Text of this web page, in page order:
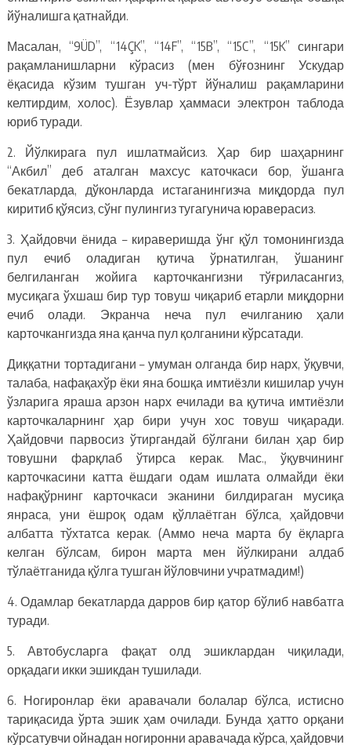
йўналишга қатнайди.
Масалан, “9ÜD”, “14ÇK”, “14F”, “15B”, “15C”, “15K” сингари
рақамланишларни кўрасиз (мен бўғознинг Ускудар
ёқасида кўзим тушган уч-тўрт йўналиш рақамларини
келтирдим, холос). Ёзувлар ҳаммаси электрон таблода
юриб туради.
2. Йўлкирага пул ишлатмайсиз. Ҳар бир шаҳарнинг
“Акбил” деб аталган махсус каточкаси бор, ўшанга
бекатларда, дўконларда истаганингизча миқдорда пул
киритиб қўясиз, сўнг пулингиз тугагунича юраверасиз.
3. Ҳайдовчи ёнида – кираверишда ўнг қўл томонингизда
пул ечиб оладиган қутича ўрнатилган, ўшанинг
белгиланган жойига карточкангизни тўғриласангиз,
мусиқага ўхшаш бир тур товуш чиқариб етарли миқдорни
ечиб олади. Экранча неча пул ечилганию ҳали
карточкангизда яна қанча пул қолганини кўрсатади.
Диққатни тортадигани – умуман олганда бир нарх, ўқувчи,
талаба, нафақахўр ёки яна бошқа имтиёзли кишилар учун
ўзларига яраша арзон нарх ечилади ва қутича имтиёзли
карточкаларнинг ҳар бири учун хос товуш чиқаради.
Ҳайдовчи парвосиз ўтиргандай бўлгани билан ҳар бир
товушни фарқлаб ўтирса керак. Мас., ўқувчининг
карточкасини катта ёшдаги одам ишлата олмайди ёки
нафақўрнинг карточкаси эканини билдираган мусиқа
янраса, уни ёшроқ одам қўллаётган бўлса, ҳайдовчи
албатта тўхтатса керак. (Аммо неча марта бу ёқларга
келган бўлсам, бирон марта мен йўлкирани алдаб
тўлаётганида қўлга тушган йўловчини учратмадим!)
4. Одамлар бекатларда дарров бир қатор бўлиб навбатга
туради.
5. Автобусларга фақат олд эшиклардан чиқилади,
орқадаги икки эшикдан тушилади.
6. Ногиронлар ёки аравачали болалар бўлса, истисно
тариқасида ўрта эшик ҳам очилади. Бунда ҳатто орқани
кўрсатувчи ойнадан ногиронни аравачада кўрса, ҳайдовчи